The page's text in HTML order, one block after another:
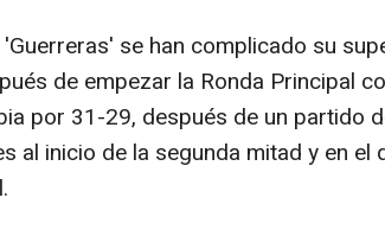
se han complicado su
de empezar la Ronda Principal
por 31-29, después de un partido
al inicio de la segunda mitad y en el